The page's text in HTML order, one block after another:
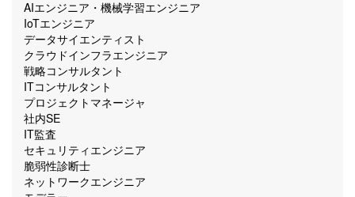
AIエンジニア・機械学習エンジニア
IoTエンジニア
データサイエンティスト
クラウドインフラエンジニア
戦略コンサルタント
ITコンサルタント
プロジェクトマネージャ
社内SE
IT監査
セキュリティエンジニア
脆弱性診断士
ネットワークエンジニア